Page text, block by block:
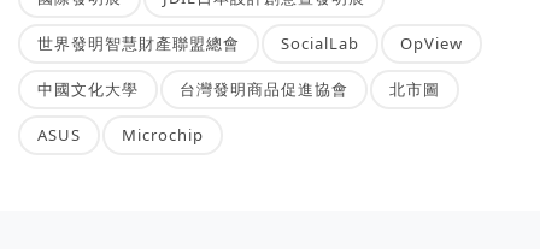
世界發明智慧財產聯盟總會 SocialLab OpView
中國文化大學 台灣發明商品促進協會 北市圖
ASUS Microchip